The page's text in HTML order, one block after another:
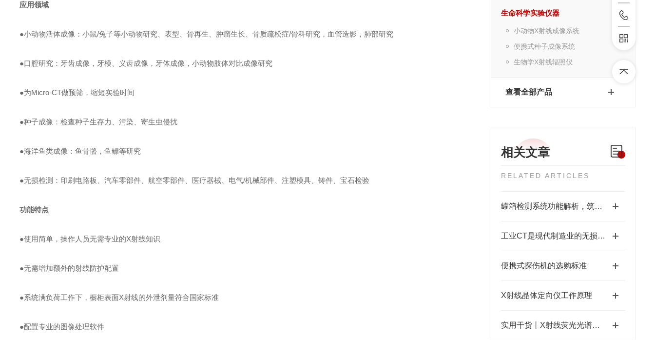
生命科学实验仪器
小动物X射线成像系统
便携式种子成像系统
生物学X射线辐照仪
查看全部产品
相关文章
RELATED ARTICLES
罐箱检测系统功能解析，筑牢储运安全防线
工业CT是现代制造业的无损检测设备
便携式探伤机的选购标准
X射线晶体定向仪工作原理
实用干货丨X射线荧光光谱分析仪的优缺点
应用领域
●小动物活体成像：小鼠/兔子等小动物研究、表型、骨再生、肿瘤生长、骨质疏松症/骨科研究，血管造影，肺部研究
●口腔研究：牙齿成像，牙模、义齿成像，牙体成像，小动物肢体对比成像研究
●为Micro-CT做预筛，缩短实验时间
●种子成像：检查种子生存力、污染、寄生虫侵扰
●海洋鱼类成像：鱼骨骼，鱼鳔等研究
●无损检测：印刷电路板、汽车零部件、航空零部件、医疗器械、电气/机械部件、注塑模具、铸件、宝石检验
功能特点
●使用简单，操作人员无需专业的X射线知识
●无需增加额外的射线防护配置
●系统满负荷工作下，橱柜表面X射线的外泄剂量符合国家标准
●配置专业的图像处理软件